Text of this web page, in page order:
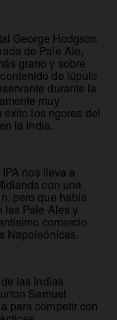
George Hodgson
de Pale Ale,
grano y sobre
de lúpulo
durante la
muy
los rigores del
la India.
nos lleva a
con una
pero que había
las Pale Ales y
comercio
Napoleónicas.
las Indias
Samuel
para competir con